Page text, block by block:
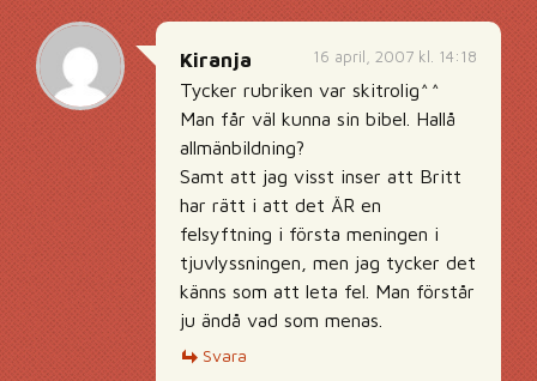
16 april, 2007 kl. 14:18
Kiranja
Tycker rubriken var skitrolig^^
Man får väl kunna sin bibel. Hallå
allmänbildning?
Samt att jag visst inser att Britt
har rätt i att det ÄR en
felsyftning i första meningen i
tjuvlyssningen, men jag tycker det
känns som att leta fel. Man förstår
ju ändå vad som menas.
Svara